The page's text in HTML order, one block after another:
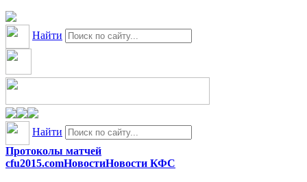
Найти
Найти
Протоколы матчей
cfu2015.comНовостиНовости КФС